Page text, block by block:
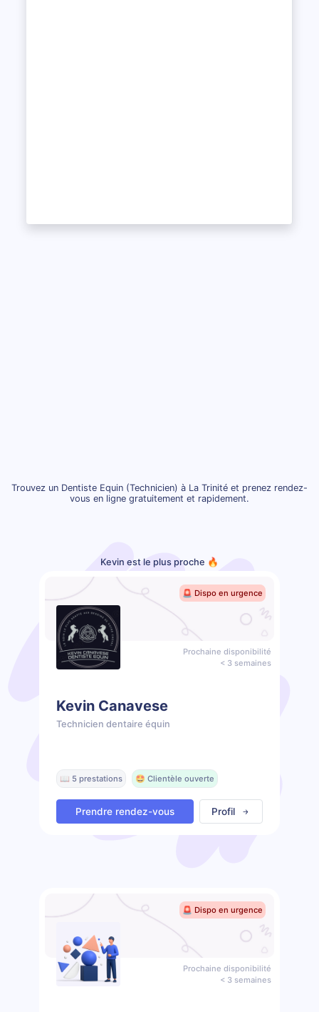
Trouvez un Dentiste Equin (Technicien) à La Trinité et prenez rendez-
vous en ligne gratuitement et rapidement.
Kevin est le plus proche 🔥
🚨 Dispo en urgence
Prochaine disponibilité
< 3 semaines
Kevin Canavese
Technicien dentaire équin
📖 5 prestations 🤩 Clientèle ouverte
Prendre rendez-vous Profil
🚨 Dispo en urgence
Prochaine disponibilité
< 3 semaines